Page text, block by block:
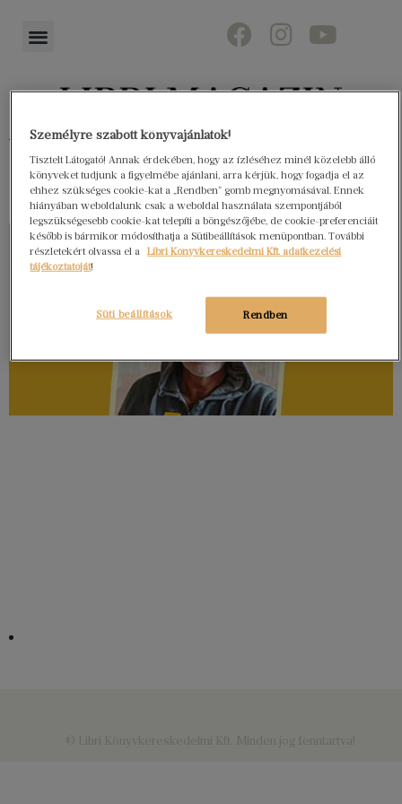
Könyvektől az olvasókig
Személyre szabott könyvajánlatok!
Tisztelt Látogató! Annak érdekében, hogy az ízléséhez minél közelebb álló
könyveket tudjunk a figyelmébe ajánlani, arra kérjük, hogy fogadja el az
ehhez szükséges cookie-kat a „Rendben” gomb megnyomásával. Ennek
hiányában weboldalunk csak a weboldal használata szempontjából
legszükségesebb cookie-kat telepíti a böngészőjébe, de cookie-preferenciáit
később is bármikor módosíthatja a Sütibeállítások menüpontban. További
részletekért olvassa el a
Libri Könyvkereskedelmi Kft. adatkezelési
tájékoztatóját!
Rendben
Süti beállítások